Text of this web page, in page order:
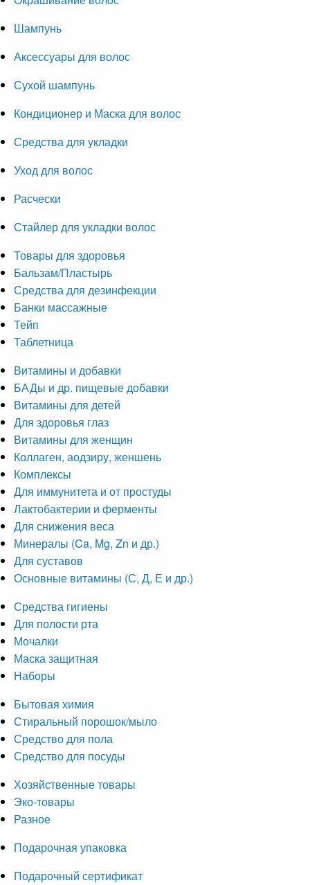
Шампунь
Аксессуары для волос
Сухой шампунь
Кондиционер и Маска для волос
Средства для укладки
Уход для волос
Расчески
Стайлер для укладки волос
Товары для здоровья
Бальзам/Пластырь
Средства для дезинфекции
Банки массажные
Тейп
Таблетница
Витамины и добавки
БАДы и др. пищевые добавки
Витамины для детей
Для здоровья глаз
Витамины для женщин
Коллаген, аодзиру, женшень
Комплексы
Для иммунитета и от простуды
Лактобактерии и ферменты
Для снижения веса
Минералы (Ca, Mg, Zn и др.)
Для суставов
Основные витамины (С, Д, Е и др.)
Средства гигиены
Для полости рта
Мочалки
Маска защитная
Наборы
Бытовая химия
Стиральный порошок/мыло
Средство для пола
Средство для посуды
Хозяйственные товары
Эко-товары
Разное
Подарочная упаковка
Подарочный сертификат